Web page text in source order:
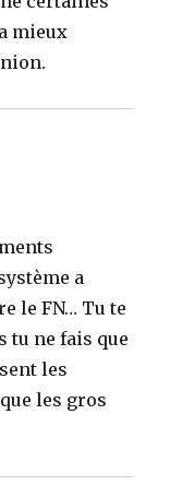
mieux
a
le FN… Tu te
tu ne fais que
les
les gros